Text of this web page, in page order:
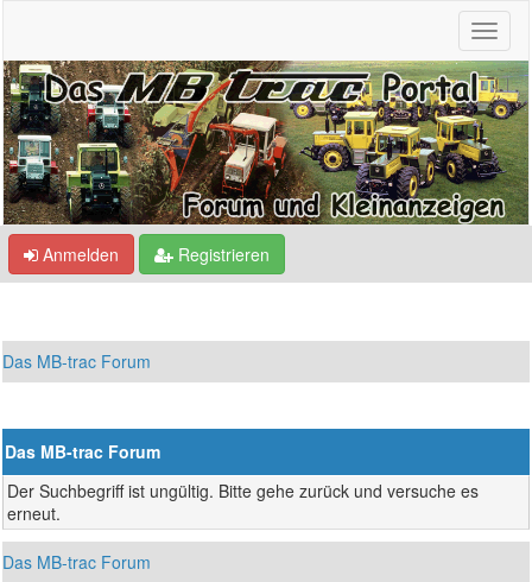
Anmelden Registrieren
Das MB-trac Forum
Das MB-trac Forum
Der Suchbegriff ist ungültig. Bitte gehe zurück und versuche es
erneut.
Das MB-trac Forum